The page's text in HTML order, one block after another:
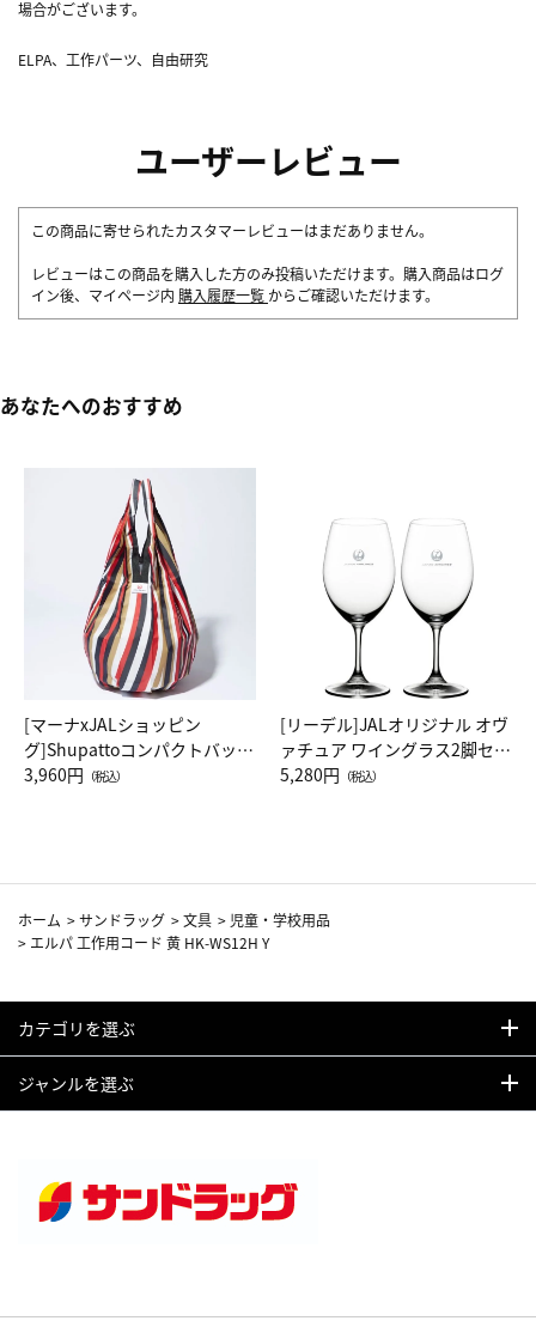
場合がございます。
ELPA、工作パーツ、自由研究
ユーザーレビュー
この商品に寄せられたカスタマーレビューはまだありません。
レビューはこの商品を購入した方のみ投稿いただけます。購入商品はログ
イン後、マイページ内 購入履歴一覧 からご確認いただけます。
あなたへのおすすめ
[マーナxJALショッピン
グ]Shupattoコンパクトバッグ
Drop JAL客室乗務員（LC）ス
3,960円 （税込）
[リーデル]JALオリジナル オヴ
ァチュア ワイングラス2脚セッ
ト（レッドワイン）
5,280円 （税込）
ホーム >サンドラッグ >文具 > 児童・学校用品
> エルパ 工作用コード 黄 HK-WS12H Y
カテゴリを選ぶ
ジャンルを選ぶ